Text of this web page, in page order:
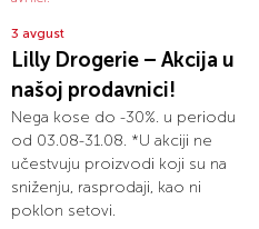
3 avgust
Lilly Drogerie – Akcija u
našoj prodavnici!
Nega kose do -30%. u periodu
od 03.08-31.08. *U akciji ne
učestvuju proizvodi koji su na
sniženju, rasprodaji, kao ni
poklon setovi.